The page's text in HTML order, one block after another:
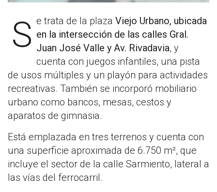
Se trata de la plaza Viejo Urbano, ubicada
en la intersección de las calles Gral.
Juan José Valle y Av. Rivadavia, y
cuenta con juegos infantiles, una pista
de usos múltiples y un playón para actividades
recreativas. También se incorporó mobiliario
urbano como bancos, mesas, cestos y
aparatos de gimnasia.
Está emplazada en tres terrenos y cuenta con
una superficie aproximada de 6.750 m², que
incluye el sector de la calle Sarmiento, lateral a
las vías del ferrocarril.